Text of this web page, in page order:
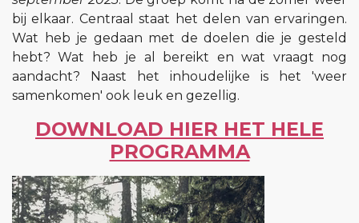
bij elkaar. Centraal staat het delen van ervaringen.
Wat heb je gedaan met de doelen die je gesteld
hebt? Wat heb je al bereikt en wat vraagt nog
aandacht? Naast het inhoudelijke is het 'weer
samenkomen' ook leuk en gezellig.
DOWNLOAD HIER HET HELE
PROGRAMMA